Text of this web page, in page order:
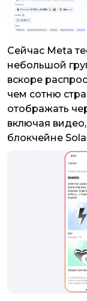
Сейчас Meta
небольшой
вскоре
чем сотню
отображать
включая
блокчейне